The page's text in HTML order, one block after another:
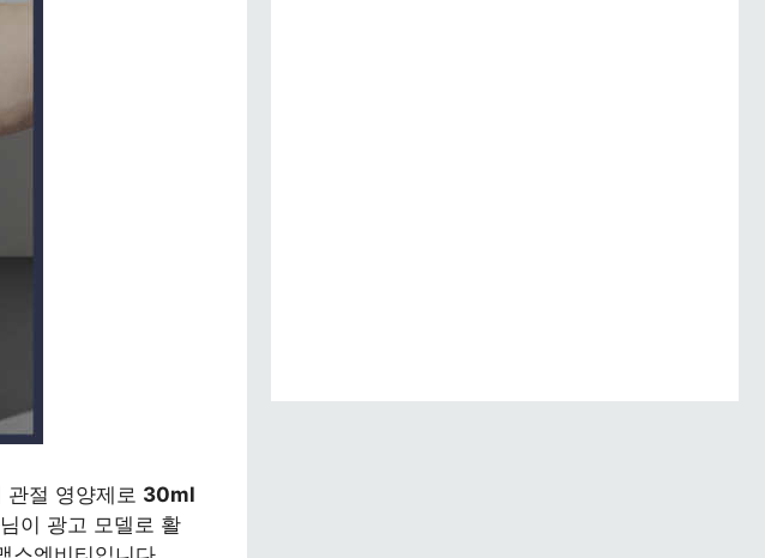
절 영양제로 30ml
이 광고 모델로 활